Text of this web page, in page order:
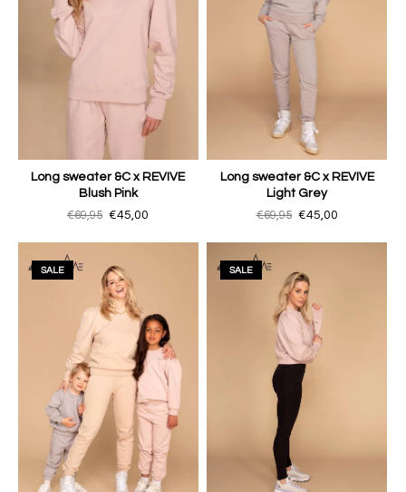
Long sweater &C x REVIVE
Blush Pink
€69,95 €45,00
Long sweater &C x REVIVE
Light Grey
€69,95 €45,00
SALE SALE